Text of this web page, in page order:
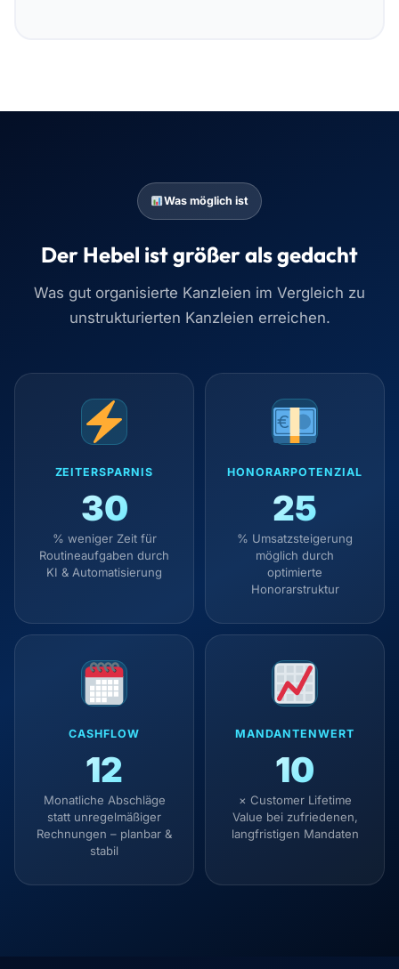
Was möglich ist
Der Hebel ist größer als gedacht
Was gut organisierte Kanzleien im Vergleich zu
unstrukturierten Kanzleien erreichen.
ZEITERSPARNIS
30
% weniger Zeit für
Routineaufgaben durch
KI & Automatisierung
HONORARPOTENZIAL
25
% Umsatzsteigerung
möglich durch
optimierte
Honorarstruktur
CASHFLOW
12
Monatliche Abschläge
statt unregelmäßiger
Rechnungen – planbar &
stabil
MANDANTENWERT
10
× Customer Lifetime
Value bei zufriedenen,
langfristigen Mandaten